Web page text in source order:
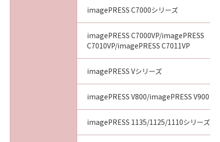
imagePRESS C7000シリーズ
imagePRESS C7000VP/imagePRESS
C7010VP/imagePRESS C7011VP
imagePRESS Vシリーズ
imagePRESS V800/imagePRESS V900
imagePRESS 1135/1125/1110シリーズ